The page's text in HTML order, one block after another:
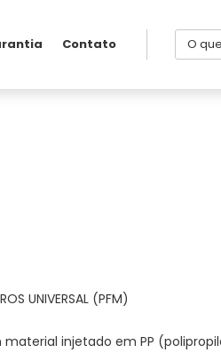
Contato
UNIVERSAL (PFM)
injetado em PP